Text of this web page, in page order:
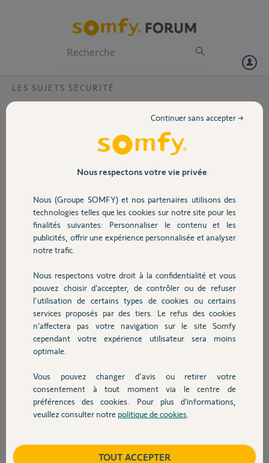
Volet
Sécurité
Domotique
Chauffage
Autres produits
Devis avec un pro
Contact
LES SUJETS SÉCURITÉ
Problème connexion Link suite achat
J'ai acheté une maison et l'ancien propriétaire a laissé l'alarme Somfy
J'ai le problème serveur indisponible lors de l'installation du matériel
avec l'application.
J'ai essayé tous les réglages recommandé avec ma livebox, dans
succès.
Participer au fil de discussion
Réponses
Bonjour Frédéric,
Pouvez-vous me donner l'adresse MAC du Link que vous trouverez sous
l'adaptateur secteur de ce dernier (voir image ci-dessous) ?
Nous respectons votre vie privée
Nous (Groupe SOMFY) et nos partenaires utilisons des
technologies telles que les cookies sur notre site pour les
finalités suivantes: Personnaliser le contenu et les
publicités, offrir une expérience personnalisée et analyser
notre trafic.
Nous respectons votre droit à la confidentialité et vous
pouvez choisir d’accepter, de contrôler ou de refuser
l'utilisation de certains types de cookies ou certains
services proposés par des tiers. Le refus des cookies
n’affectera pas votre navigation sur le site Somfy
cependant votre expérience utilisateur sera moins
optimale.
Vous pouvez changer d'avis ou retirer votre
consentement à tout moment via le centre de
préférences des cookies. Pour plus d’informations,
veuillez consulter notre politique de cookies
Continuer sans accepter →
TOUT ACCEPTER